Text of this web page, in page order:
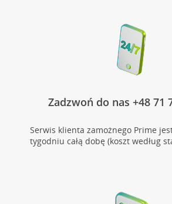
Zadzwoń do nas +48 71
Serwis klienta zamożnego Prime
tygodniu całą dobę (koszt według